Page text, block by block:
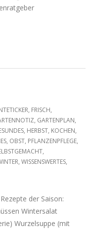
, FRISCH,
, GARTENPLAN,
, HERBST, KOCHEN,
, OBST, PFLANZENPFLEGE,
,
, WISSENSWERTES,
der Saison:
Wintersalat
Wurzelsuppe (mit